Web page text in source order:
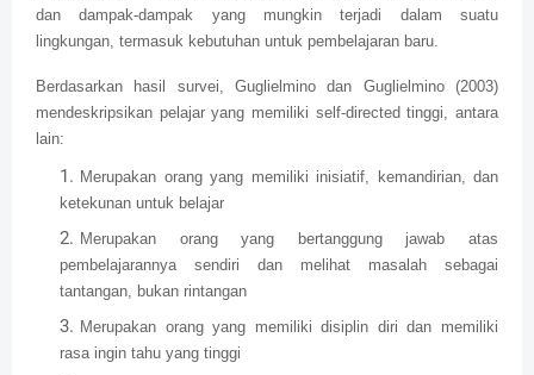
dan dampak-dampak yang mungkin terjadi dalam suatu
lingkungan, termasuk kebutuhan untuk pembelajaran baru.
Berdasarkan hasil survei, Guglielmino dan Guglielmino (2003)
mendeskripsikan pelajar yang memiliki self-directed tinggi, antara
lain:
Merupakan orang yang memiliki inisiatif, kemandirian, dan
ketekunan untuk belajar
Merupakan orang yang bertanggung jawab atas
pembelajarannya sendiri dan melihat masalah sebagai
tantangan, bukan rintangan
Merupakan orang yang memiliki disiplin diri dan memiliki
rasa ingin tahu yang tinggi